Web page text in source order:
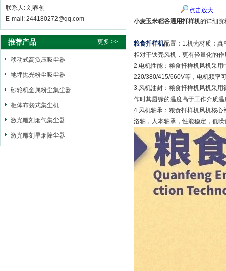
联系人: 刘春创
E-mail: 244180272@qq.com
推荐产品 更多 >>
移动式高负压吸尘器
地坪抛光粉尘吸尘器
砂轮机金属粉尘集尘器
柜体布袋式集尘机
激光雕刻烟气集尘器
激光雕刻旱烟除尘器
点击放大
小麦玉米稻谷通用扦样机的详细资
粮食扦样机配置：1.机壳材质：真
相对于铁壳风机，更有轻量化的作
2.电机性能：粮食扦样机风机采
220/380/415/660V等，电机频率
3.风机油封：粮食扦样机风机采
作时其唇缘的温度高于工作介质
4.风机轴承：粮食扦样机风机核
洛轴，人本轴承，性能稳定，低